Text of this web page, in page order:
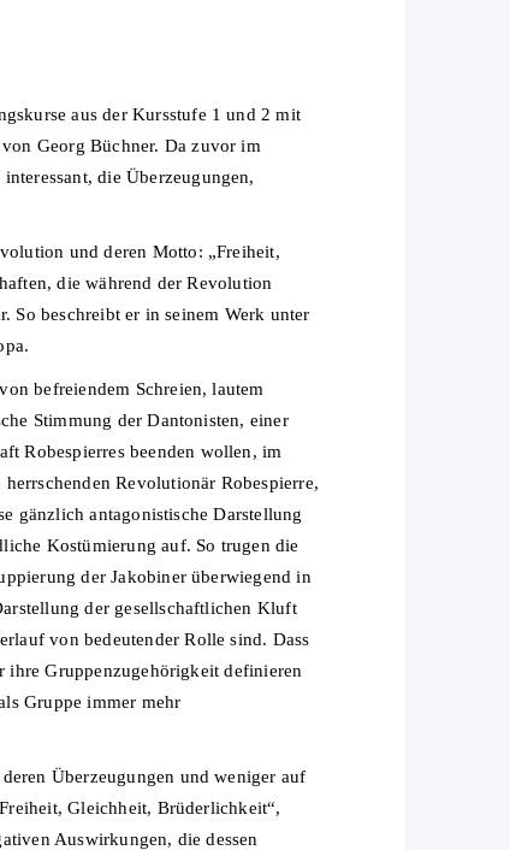
aus der Kursstufe 1 und 2 mit
Georg Büchner. Da zuvor im
die Überzeugungen,
und deren Motto: „Freiheit,
die während der Revolution
So beschreibt er in seinem Werk unter
befreiendem Schreien, lautem
Stimmung der Dantonisten, einer
Robespierres beenden wollen, im
Revolutionär Robespierre,
gänzlich antagonistische Darstellung
Kostümierung auf. So trugen die
der Jakobiner überwiegend in
der gesellschaftlichen Kluft
von bedeutender Rolle sind. Dass
ihre Gruppenzugehörigkeit definieren
Gruppe immer mehr
Überzeugungen und weniger auf
Gleichheit, Brüderlichkeit“,
Auswirkungen, die dessen